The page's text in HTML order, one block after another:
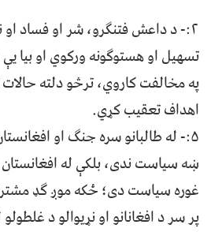
۲:- د داعش فتنګرو، شر او فساد او
تسهیل او هستوګونه ورکوي او بیا
په مخالفت کاروي، ترڅو دلته
اهداف تعقیب کړي.
۵:- له طالبانو سره جنګ او
ښه سیاست ندی، بلکې له
غوره سیاست دی؛ ځکه موږ ګډ
پر سر د افغانانو او نړیوالو د